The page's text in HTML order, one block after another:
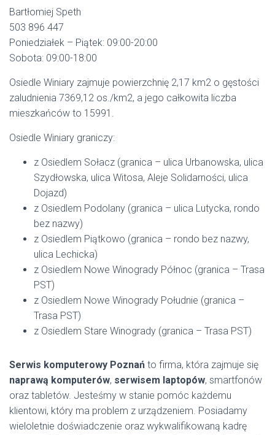
Bartłomiej Speth
503 896 447
Poniedziałek – Piątek: 09:00-20:00
Sobota: 09:00-18:00
Osiedle Winiary zajmuje powierzchnię 2,17 km2 o gęstości
zaludnienia 7369,12 os./km2, a jego całkowita liczba
mieszkańców to 15991.
Osiedle Winiary graniczy:
z Osiedlem Sołacz (granica – ulica Urbanowska, ulica
Szydłowska, ulica Witosa, Aleje Solidarności, ulica
Dojazd)
z Osiedlem Podolany (granica – ulica Lutycka, rondo
bez nazwy)
z Osiedlem Piątkowo (granica – rondo bez nazwy,
ulica Lechicka)
z Osiedlem Nowe Winogrady Północ (granica – Trasa
PST)
z Osiedlem Nowe Winogrady Południe (granica –
Trasa PST)
z Osiedlem Stare Winogrady (granica – Trasa PST)
Serwis komputerowy Poznań to firma, która zajmuje się
naprawą komputerów, serwisem laptopów, smartfonów
oraz tabletów. Jesteśmy w stanie pomóc każdemu
klientowi, który ma problem z urządzeniem. Posiadamy
wieloletnie doświadczenie oraz wykwalifikowaną kadrę